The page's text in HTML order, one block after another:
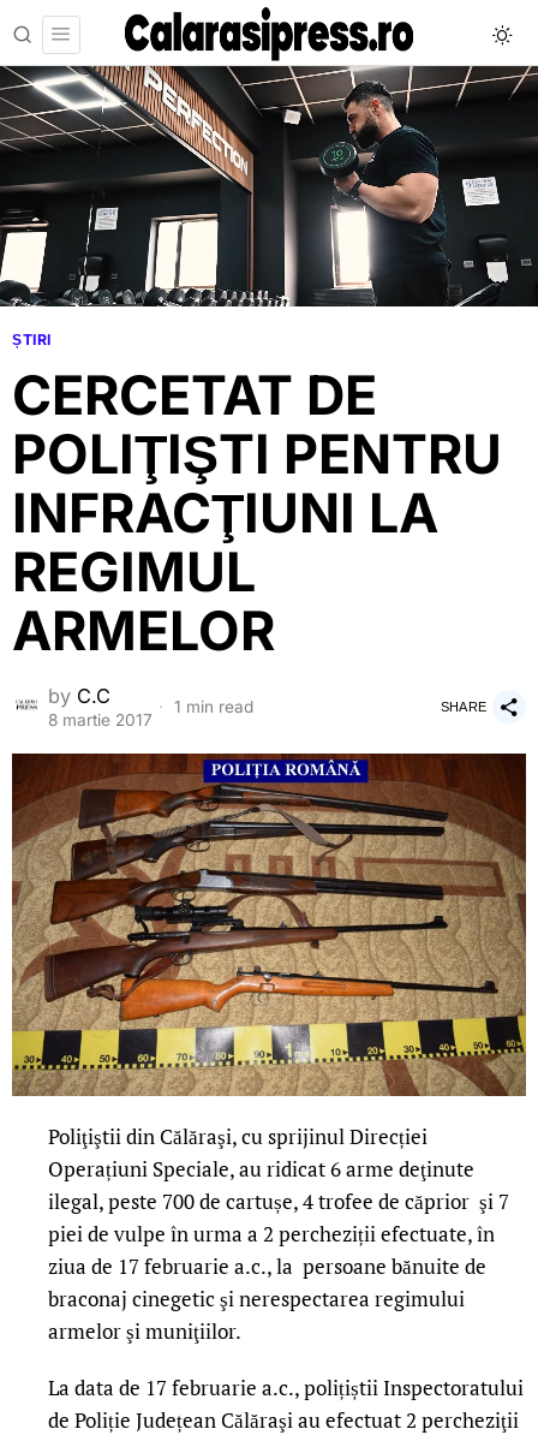
ȘTIRI
CERCETAT DE
POLIŢIŞTI PENTRU
INFRACŢIUNI LA
REGIMUL
ARMELOR
by C.C
8 martie 2017
1 min read SHARE
Poliţiştii din Călăraşi, cu sprijinul Direcției
Operațiuni Speciale, au ridicat 6 arme deţinute
ilegal, peste 700 de cartușe, 4 trofee de căprior şi 7
piei de vulpe în urma a 2 percheziții efectuate, în
ziua de 17 februarie a.c., la persoane bănuite de
braconaj cinegetic şi nerespectarea regimului
armelor şi muniţiilor.
La data de 17 februarie a.c., polițiștii Inspectoratului
de Poliție Județean Călăraşi au efectuat 2 percheziţii